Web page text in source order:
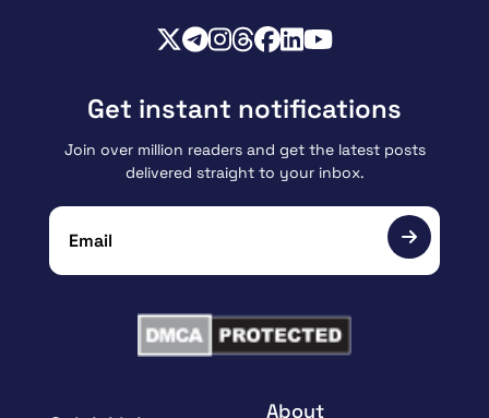
About
Get instant notifications
Join over million readers and get the latest posts
delivered straight to your inbox.